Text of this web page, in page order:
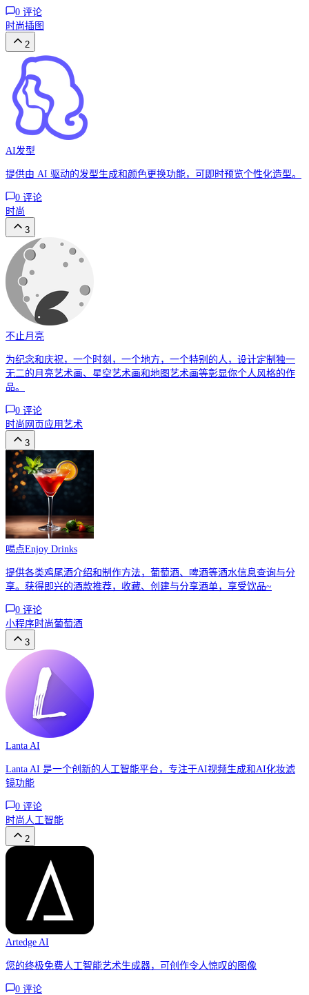
0 评论
时尚插图
2
AI发型
提供由 AI 驱动的发型生成和颜色更换功能，可即时预览个性化造型。
0 评论
时尚
3
不止月亮
为纪念和庆祝，一个时刻，一个地方，一个特别的人，设计定制独一
无二的月亮艺术画、星空艺术画和地图艺术画等彰显你个人风格的作
品。
0 评论
时尚 网页应用艺术
3
喝点Enjoy Drinks
提供各类鸡尾酒介绍和制作方法，葡萄酒、啤酒等酒水信息查询与分
享。获得即兴的酒款推荐，收藏、创建与分享酒单，享受饮品~
0 评论
小程序时尚葡萄酒
3
Lanta AI
Lanta AI 是一个创新的人工智能平台，专注于AI视频生成和AI化妆滤
镜功能
0 评论
时尚人工智能
2
Artedge AI
您的终极免费人工智能艺术生成器，可创作令人惊叹的图像
0 评论